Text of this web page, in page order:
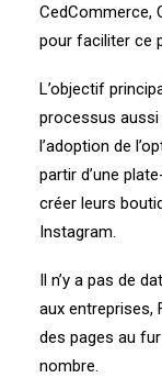
CedCommerce,
pour faciliter ce
L’objectif
processus aussi
l’adoption de
partir d’une
créer leurs
Instagram.
Il n’y a pas de
aux entreprises,
des pages au
nombre.